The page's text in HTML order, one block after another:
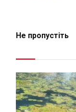
Не пропустіть